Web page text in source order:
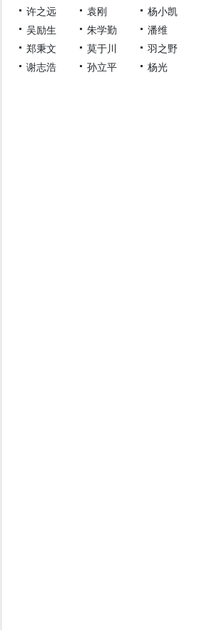
许之远
袁刚
杨小凯
吴励生
朱学勤
潘维
郑秉文
莫于川
羽之野
谢志浩
孙立平 杨光